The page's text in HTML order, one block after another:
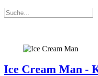
Ice Cream Man -